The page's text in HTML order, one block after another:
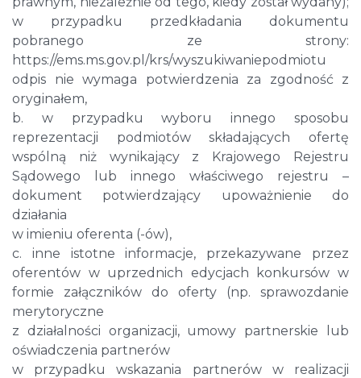
w przypadku przedkładania dokumentu
pobranego ze strony:
https://ems.ms.gov.pl/krs/wyszukiwaniepodmiotu
odpis nie wymaga potwierdzenia za zgodność z
oryginałem,
b. w przypadku wyboru innego sposobu
reprezentacji podmiotów składających ofertę
wspólną niż wynikający z Krajowego Rejestru
Sądowego lub innego właściwego rejestru –
dokument potwierdzający upoważnienie do
działania
w imieniu oferenta (-ów),
c. inne istotne informacje, przekazywane przez
oferentów w uprzednich edycjach konkursów w
formie załączników do oferty (np. sprawozdanie
merytoryczne
z działalności organizacji, umowy partnerskie lub
oświadczenia partnerów
w przypadku wskazania partnerów w realizacji